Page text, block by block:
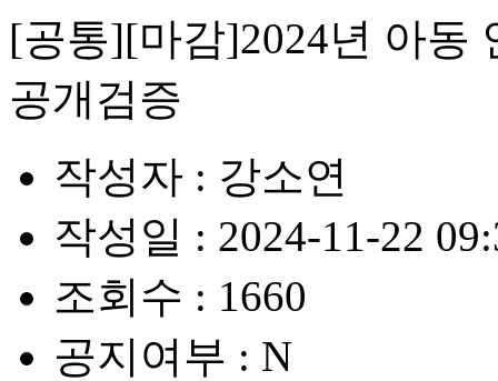
[공통][마감]2024년 아동
공개검증
작성자 : 강소연
작성일 : 2024-11-22
조회수 : 1660
공지여부 : N